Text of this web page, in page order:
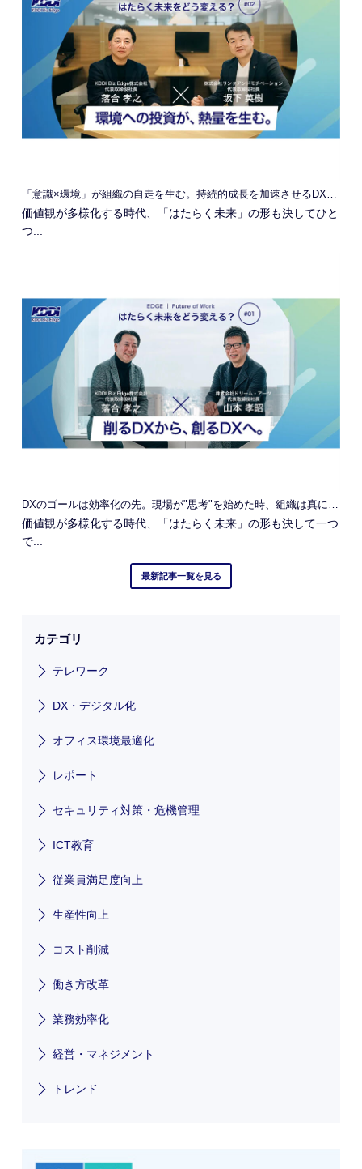
「意識×環境」が組織の自走を生む。持続的成長を加速させるDXの本質
価値観が多様化する時代、「はたらく未来」の形も決してひと
つ...
DXのゴールは効率化の先。現場が"思考"を始めた時、組織は真に進化する
価値観が多様化する時代、「はたらく未来」の形も決して一つ
で...
最新記事一覧を見る
カテゴリ
テレワーク
DX・デジタル化
オフィス環境最適化
レポート
セキュリティ対策・危機管理
ICT教育
従業員満足度向上
生産性向上
コスト削減
働き方改革
業務効率化
経営・マネジメント
トレンド